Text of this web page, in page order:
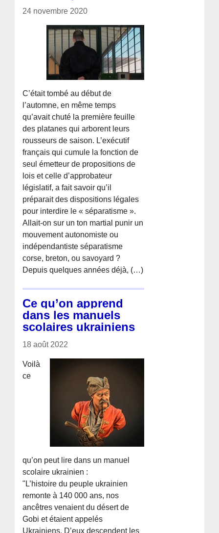
24 novembre 2020
C’était tombé au début de
l’automne, en même temps
qu’avait chuté la première feuille
des platanes qui arborent leurs
rousseurs de saison. L’exécutif
français qui cumule la fonction de
seul émetteur de propositions de
lois et celle d’approbateur
législatif, a fait savoir qu’il
préparait des dispositions légales
pour interdire le « séparatisme ».
Allait-on sur un ton martial punir un
mouvement autonomiste ou
indépendantiste séparatisme
corse, breton, ou savoyard ?
Depuis quelques années déjà, (…)
Ce qu’on apprend
dans les manuels
scolaires ukrainiens
18 août 2022
Voilà
ce
qu’on peut lire dans un manuel
scolaire ukrainien :
"L’histoire du peuple ukrainien
remonte à 140 000 ans, nos
ancêtres venaient du désert de
Gobi et étaient appelés
Ukrainiens. D’eux descendent les